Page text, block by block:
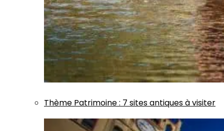
Thème Patrimoine: 7 sites antiques à visiter